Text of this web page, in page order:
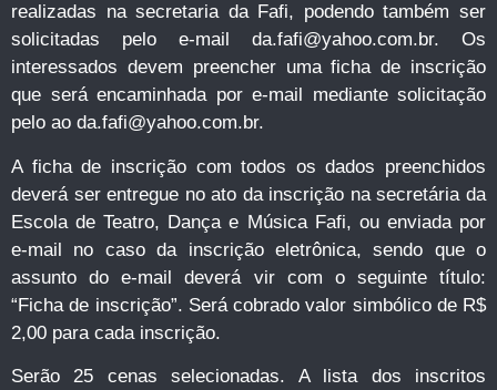
realizadas na secretaria da Fafi, podendo também ser
solicitadas pelo e-mail da.fafi@yahoo.com.br. Os
interessados devem preencher uma ficha de inscrição
que será encaminhada por e-mail mediante solicitação
pelo ao da.fafi@yahoo.com.br.
A ficha de inscrição com todos os dados preenchidos
deverá ser entregue no ato da inscrição na secretária da
Escola de Teatro, Dança e Música Fafi, ou enviada por
e-mail no caso da inscrição eletrônica, sendo que o
assunto do e-mail deverá vir com o seguinte título:
“Ficha de inscrição”. Será cobrado valor simbólico de R$
2,00 para cada inscrição.
Serão 25 cenas selecionadas. A lista dos inscritos